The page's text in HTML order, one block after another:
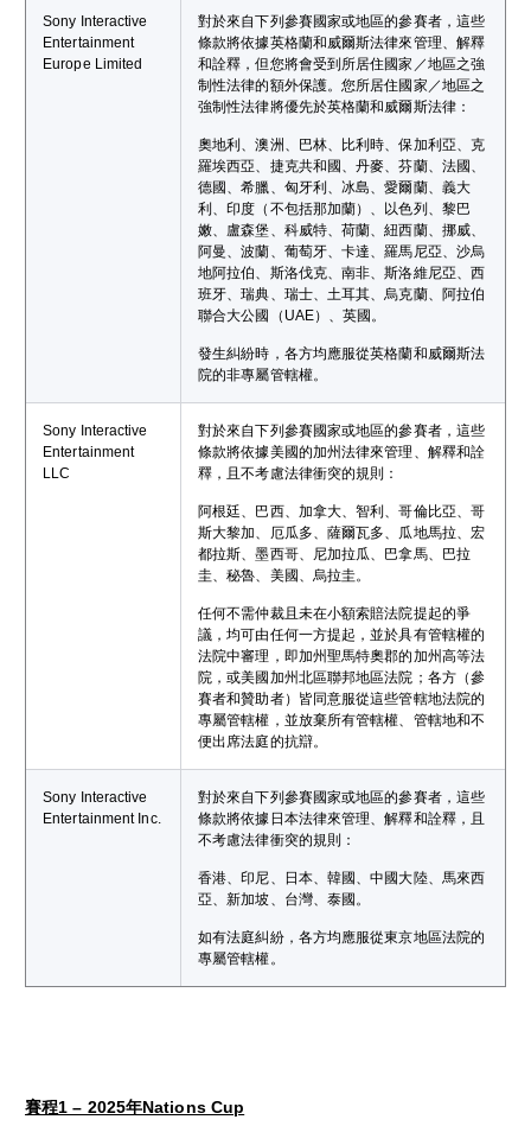
Sony Interactive
Entertainment
Europe Limited
對於來自下列參賽國家或地區的參賽者，這些
條款將依據英格蘭和威爾斯法律來管理、解釋
和詮釋，但您將會受到所居住國家／地區之強
制性法律的額外保護。您所居住國家／地區之
強制性法律將優先於英格蘭和威爾斯法律：
奧地利、澳洲、巴林、比利時、保加利亞、克
羅埃西亞、捷克共和國、丹麥、芬蘭、法國、
德國、希臘、匈牙利、冰島、愛爾蘭、義大
利、印度（不包括那加蘭）、以色列、黎巴
嫩、盧森堡、科威特、荷蘭、紐西蘭、挪威、
阿曼、波蘭、葡萄牙、卡達、羅馬尼亞、沙烏
地阿拉伯、斯洛伐克、南非、斯洛維尼亞、西
班牙、瑞典、瑞士、土耳其、烏克蘭、阿拉伯
聯合大公國（UAE）、英國。
發生糾紛時，各方均應服從英格蘭和威爾斯法
院的非專屬管轄權。
Sony Interactive
Entertainment
LLC
對於來自下列參賽國家或地區的參賽者，這些
條款將依據美國的加州法律來管理、解釋和詮
釋，且不考慮法律衝突的規則：
阿根廷、巴西、加拿大、智利、哥倫比亞、哥
斯大黎加、厄瓜多、薩爾瓦多、瓜地馬拉、宏
都拉斯、墨西哥、尼加拉瓜、巴拿馬、巴拉
圭、秘魯、美國、烏拉圭。
任何不需仲裁且未在小額索賠法院提起的爭
議，均可由任何一方提起，並於具有管轄權的
法院中審理，即加州聖馬特奧郡的加州高等法
院，或美國加州北區聯邦地區法院；各方（參
賽者和贊助者）皆同意服從這些管轄地法院的
專屬管轄權，並放棄所有管轄權、管轄地和不
便出席法庭的抗辯。
Sony Interactive
Entertainment Inc.
對於來自下列參賽國家或地區的參賽者，這些
條款將依據日本法律來管理、解釋和詮釋，且
不考慮法律衝突的規則：
香港、印尼、日本、韓國、中國大陸、馬來西
亞、新加坡、台灣、泰國。
如有法庭糾紛，各方均應服從東京地區法院的
專屬管轄權。
賽程1 – 2025年Nations Cup